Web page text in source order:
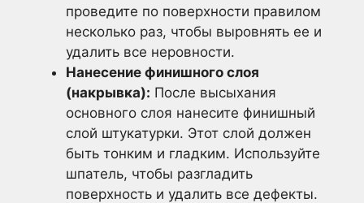
проведите по поверхности правилом
несколько раз, чтобы выровнять ее и
удалить все неровности.
Нанесение финишного слоя
(накрывка): После высыхания
основного слоя нанесите финишный
слой штукатурки. Этот слой должен
быть тонким и гладким. Используйте
шпатель, чтобы разгладить
поверхность и удалить все дефекты.